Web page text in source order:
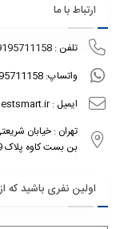
ارتباط با ما
تلفن : 09195711158
واتساپ: 09195711158
ایمیل : info@nestsmart.ir
تهران : خیابان
بن بست کاوه پلاک 9 واحد 3
اولین نفری باشید